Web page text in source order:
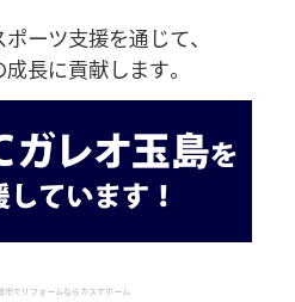
ーツ支援を通じて、
長に貢献します。
市でリフォームならカスケホーム